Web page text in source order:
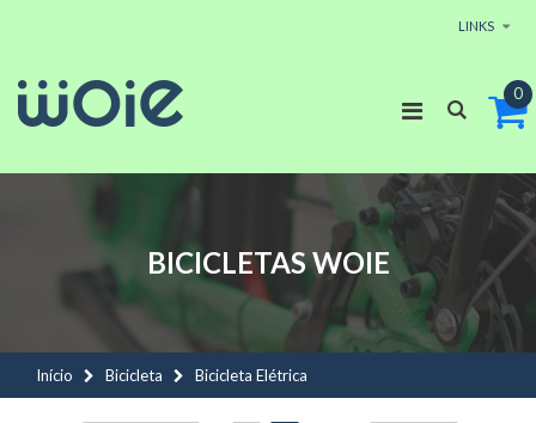
LINKS
0
BICICLETASWOIE
Início Bicicleta Bicicleta Elétrica